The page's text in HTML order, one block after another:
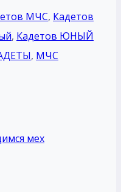
МЧС, Кадетов
, Кадетов ЮНЫЙ
, МЧС
мех